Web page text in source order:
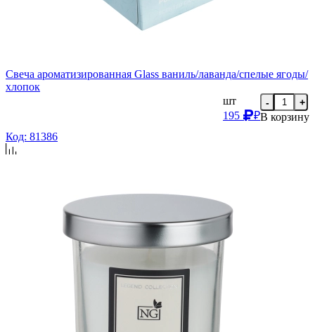
Свеча ароматизированная Glass ваниль/лаванда/спелые ягоды/
хлопок
шт
195
₽
- +
В корзину
Код: 81386